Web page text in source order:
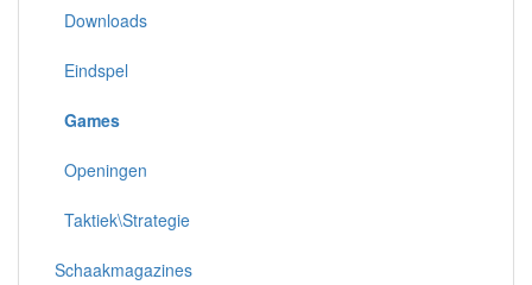
Downloads
Eindspel
Games
Openingen
Taktiek\Strategie
Schaakmagazines